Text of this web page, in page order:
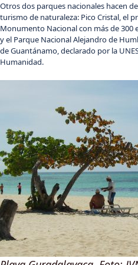
Otros dos parques nacionales hacen
turismo de naturaleza: Pico Cristal, el
Monumento Nacional con más de 300
y el Parque Nacional Alejandro de
de Guantánamo, declarado por la
Humanidad.